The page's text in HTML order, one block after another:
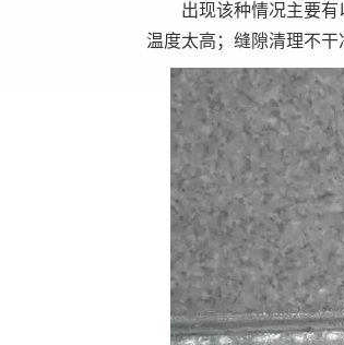
出现该种情况主要
温度太高；缝隙清理不干